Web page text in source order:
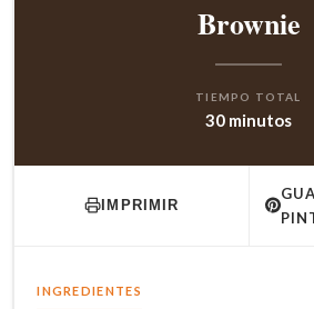
Brownie
TIEMPO TOTAL
30 minutos
IMPRIMIR
INGREDIENTES